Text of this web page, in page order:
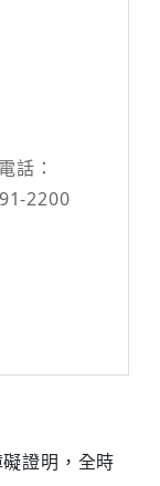
話：
2200
證明，全時